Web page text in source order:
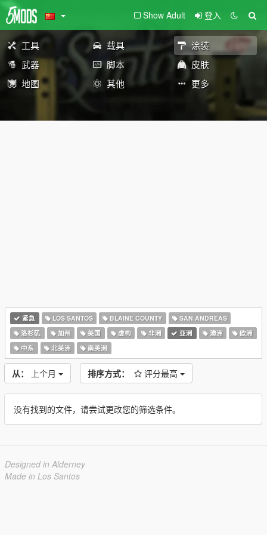
Show Adult 登入
工具 载具
涂装
武器
脚本
皮肤
地图
其他 更多
紧急 LOS SANTOS BLAINE COUNTY
SAN ANDREAS
洛杉矶
加州 美国 虚构 非洲 亚洲 澳洲
欧洲
中东
北美洲 南美洲
从： 上个月 排序方式： 评分最高
没有找到的文件，请尝试更改您的筛选条件。
Designed in Alderney
Made in Los Santos